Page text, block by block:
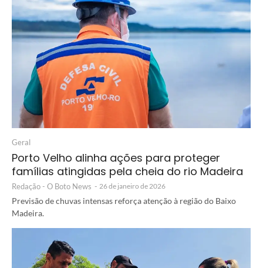
Geral
Porto Velho alinha ações para proteger
famílias atingidas pela cheia do rio Madeira
Redação - O Boto News - 26 de janeiro de 2026
Previsão de chuvas intensas reforça atenção à região do Baixo
Madeira.